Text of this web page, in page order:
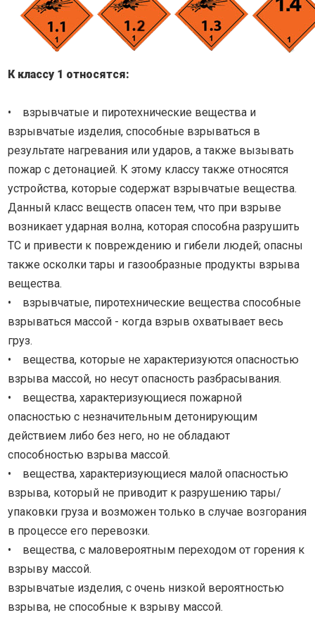
К классу 1 относятся:
• взрывчатые и пиротехнические вещества и
взрывчатые изделия, способные взрываться в
результате нагревания или ударов, а также вызывать
пожар с детонацией. К этому классу также относятся
устройства, которые содержат взрывчатые вещества.
Данный класс веществ опасен тем, что при взрыве
возникает ударная волна, которая способна разрушить
ТС и привести к повреждению и гибели людей; опасны
также осколки тары и газообразные продукты взрыва
вещества.
• взрывчатые, пиротехнические вещества способные
взрываться массой - когда взрыв охватывает весь
груз.
• вещества, которые не характеризуются опасностью
взрыва массой, но несут опасность разбрасывания.
• вещества, характеризующиеся пожарной
опасностью с незначительным детонирующим
действием либо без него, но не обладают
способностью взрыва массой.
• вещества, характеризующиеся малой опасностью
взрыва, который не приводит к разрушению тары/
упаковки груза и возможен только в случае возгорания
в процессе его перевозки.
• вещества, с маловероятным переходом от горения к
взрыву массой.
взрывчатые изделия, с очень низкой вероятностью
взрыва, не способные к взрыву массой.